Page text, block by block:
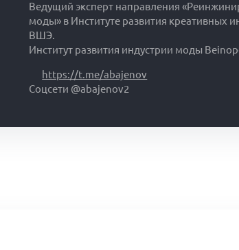
Ведущий эксперт направления
моды» в Институте развития креативных
ВШЭ.
Институт развития индустрии моды
https://t.me/abajenov
Соцсети @abajenov2